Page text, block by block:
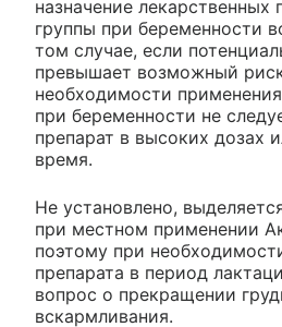
назначение лекарственных
группы при беременности
том случае, если
превышает возможный
необходимости
при беременности не
препарат в высоких дозах
время.
Не установлено,
при местном применении
поэтому при
препарата в период
вопрос о прекращении
вскармливания.